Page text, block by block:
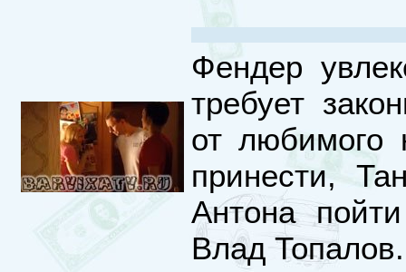
Фендер
требует
от любимого
принести,
Антона
Влад